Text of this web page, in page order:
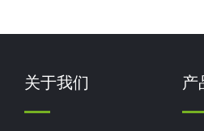
关于我们 产